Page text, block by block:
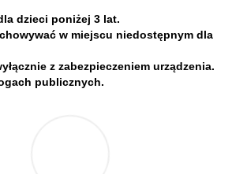
dzieci poniżej 3 lat.
w miejscu niedostępnym dla
z zabezpieczeniem urządzenia.
publicznych.